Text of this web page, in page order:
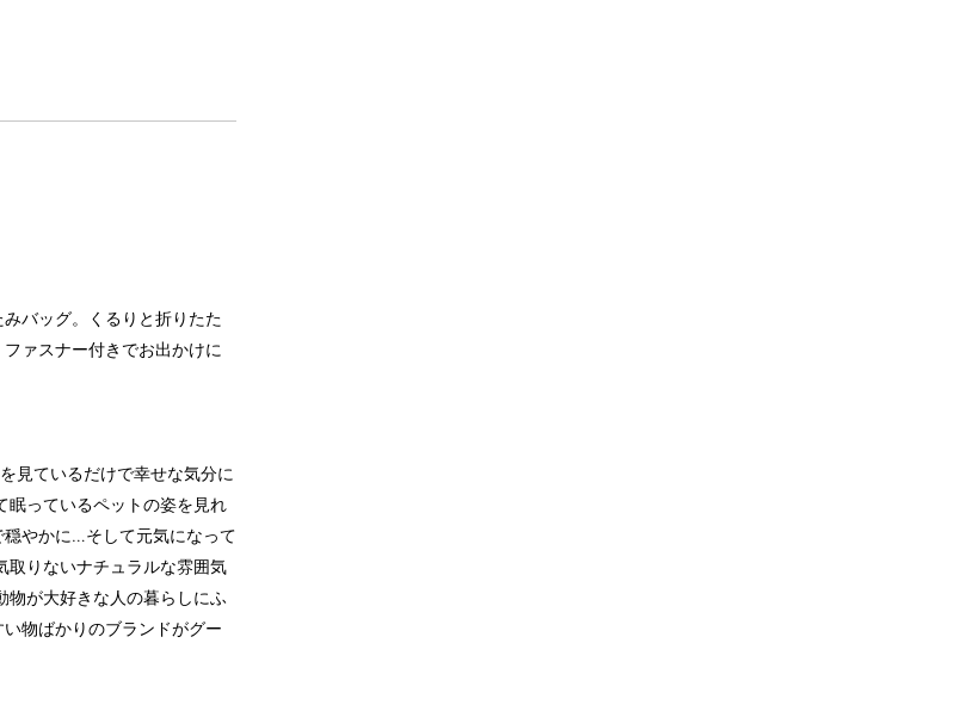
バッグ。くるりと折りたた
ァスナー付きでお出かけに
見ているだけで幸せな気分に
眠っているペットの姿を見れ
やかに…そして元気になって
取りないナチュラルな雰囲気
物が大好きな人の暮らしにふ
物ばかりのブランドがグー